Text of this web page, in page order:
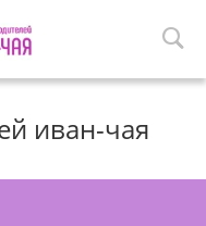
иван-чая